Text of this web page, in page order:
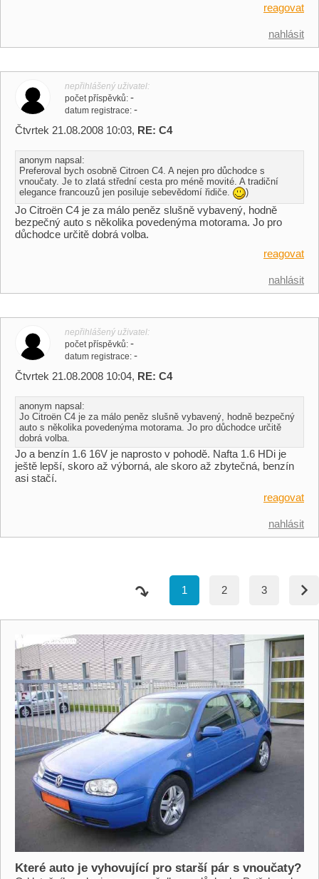
reagovat
nahlásit
nepřihlášený uživatel
počet příspěvků -
datum registrace -
Čtvrtek 21.08.2008 10:03, RE: C4
anonym napsal:
Preferoval bych osobně Citroen C4. A nejen pro důchodce s
vnoučaty. Je to zlatá střední cesta pro méně movité. A tradiční
elegance francouzů jen posiluje sebevědomí řidiče.
)
Jo Citroën C4 je za málo peněz slušně vybavený, hodně
bezpečný auto s několika povedenýma motorama. Jo pro
důchodce určitě dobrá volba.
reagovat
nahlásit
nepřihlášený uživatel
počet příspěvků -
datum registrace -
Čtvrtek 21.08.2008 10:04, RE: C4
anonym napsal:
Jo Citroën C4 je za málo peněz slušně vybavený, hodně bezpečný
auto s několika povedenýma motorama. Jo pro důchodce určitě
dobrá volba.
Jo a benzín 1.6 16V je naprosto v pohodě. Nafta 1.6 HDi je
ještě lepší, skoro až výborná, ale skoro až zbytečná, benzín
asi stačí.
reagovat
nahlásit
1 2 3
Které auto je vyhovující pro starší pár s vnoučaty?